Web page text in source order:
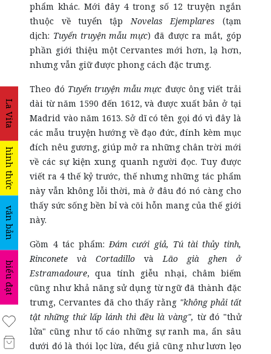
La Vita
hình thức
văn bản
biểu đạt
phẩm khác. Mới đây 4 trong số 12 truyện ngắn
thuộc về tuyển tậpNovelas Ejemplares (tạm
dịch: Tuyển truyện mẫu mực) đã được ra mắt, góp
phần giới thiệu một Cervantes mới hơn, lạ hơn,
nhưng vẫn giữ được phong cách đặc trưng.
Theo đó Tuyển truyện mẫu mực được ông viết trải
dài từ năm 1590 đến 1612, và được xuất bản ở tại
Madrid vào năm 1613. Sở dĩ có tên gọi đó vì đây là
các mẫu truyện hướng về đạo đức, đính kèm mục
đích nêu gương, giúp mở ra những chân trời mới
về các sự kiện xung quanh người đọc. Tuy được
viết ra 4 thế kỷ trước, thế nhưng những tác phẩm
này vẫn không lỗi thời, mà ở đâu đó nó càng cho
thấy sức sống bền bỉ và cõi hỗn mang của thế giới
này.
Gồm 4 tác phẩm:Đám cưới giả, Tú tài thủy tinh,
Rinconete và Cortadillo vàLão già ghen ở
Estramadoure, qua tính giễu nhại, châm biếm
cũng như khả năng sử dụng từ ngữ đã thành đặc
trưng, Cervantes đã cho thấy rằng "không phải tất
tật những thứ lấp lánh thì đều là vàng", từ đó "thử
lửa" cũng như tố cáo những sự ranh ma, ẩn sâu
dưới đó là thói lọc lừa, đểu giả cũng như lươn lẹo